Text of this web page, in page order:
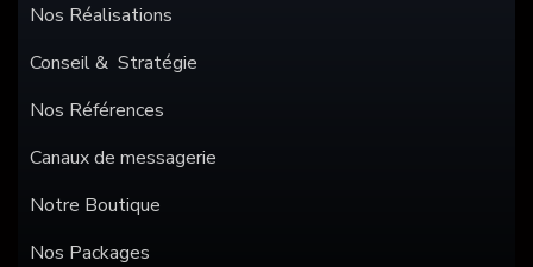
Nos Réalisations
Conseil & Stratégie
Nos Références
Canaux de messagerie
Notre Boutique
Nos Packages